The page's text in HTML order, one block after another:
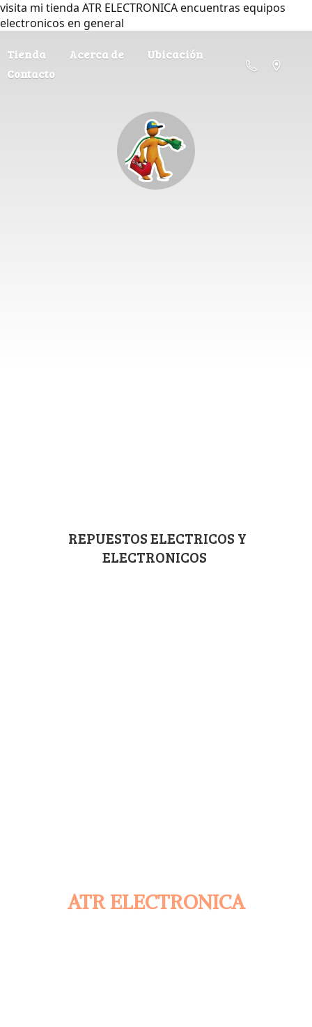
visita mi tienda ATR ELECTRONICA encuentras equipos
electronicos en general
Tienda Acerca de
Ubicación
Contacto
ATR ELECTRONICA
REPUESTOS ELECTRICOS Y
ELECTRONICOS